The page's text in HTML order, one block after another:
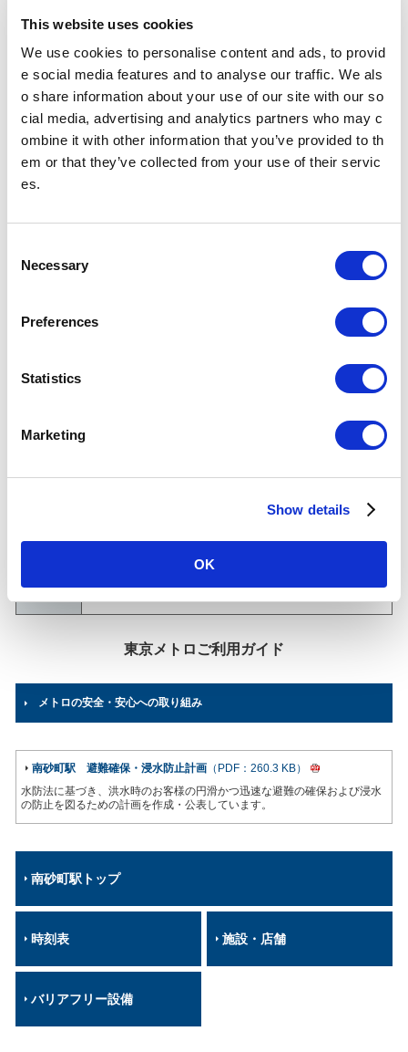
This website uses cookies
We use cookies to personalise content and ads, to provid
e social media features and to analyse our traffic. We als
o share information about your use of our site with our so
cial media, advertising and analytics partners who may c
ombine it with other information that you’ve provided to th
em or that they’ve collected from your use of their servic
es.
Necessary
Preferences
Statistics
Marketing
Show details
OK
すべてのきっぷうりばに設置されております。
営業時間 始発～終電（一部のサービスを除く）
多機能券売機
忘れ物をした方
忘れ物をした当日中に問い合わせる場合
忘れ物をした駅事務室までお問い合わせください。
駅事務室の電話番号
忘れ物をした翌日以降に問い合わせる場合
お忘れ物をしたときは
度一日平
他鉄道との直結連絡駅及び共用している駅の乗降人員は
東京メトロご利用ガイド
メトロの安全・安心への取り組み
南砂町駅 避難確保・浸水防止計画 （PDF：260.3 KB）
水防法に基づき、洪水時のお客様の円滑かつ迅速な避難の確保および浸水
の防止を図るための計画を作成・公表しています。
南砂町駅トップ
時刻表 施設・店舗
バリアフリー設備